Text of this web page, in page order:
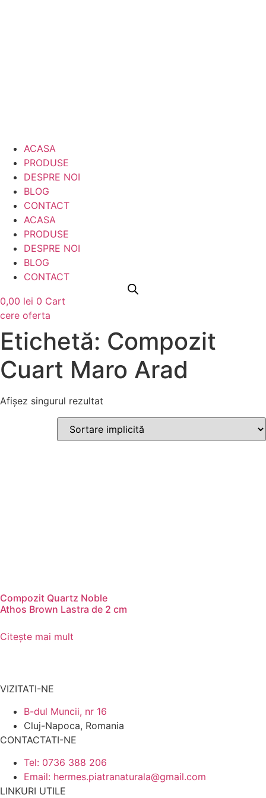
ACASA
PRODUSE
DESPRE NOI
BLOG
CONTACT
ACASA
PRODUSE
DESPRE NOI
BLOG
CONTACT
0,00 lei 0 Cart
cere oferta
Etichetă: Compozit
Cuart Maro Arad
Afișez singurul rezultat
Compozit Quartz Noble
Athos Brown Lastra de 2 cm
Citește mai mult
VIZITATI-NE
B-dul Muncii, nr 16
Cluj-Napoca, Romania
CONTACTATI-NE
Tel: 0736 388 206
Email: hermes.piatranaturala@gmail.com
LINKURI UTILE